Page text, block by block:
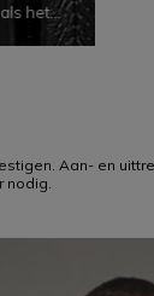
het
Aan- en